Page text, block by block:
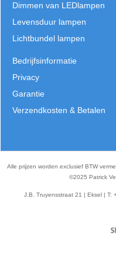
Dimmen van LEDlampen
Levensduur lampen
Lichtbundel lampen
Bedrijfsinformatie
Privacy
Garantie
Verzendkosten & Betalen
Alle prijzen worden exclusief BTW
©2025 Patrick
J.B. Truyensstraat 21 | Eksel | T: